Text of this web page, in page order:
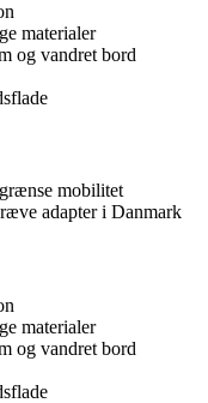
materialer
og vandret bord
mobilitet
adapter i Danmark
materialer
og vandret bord